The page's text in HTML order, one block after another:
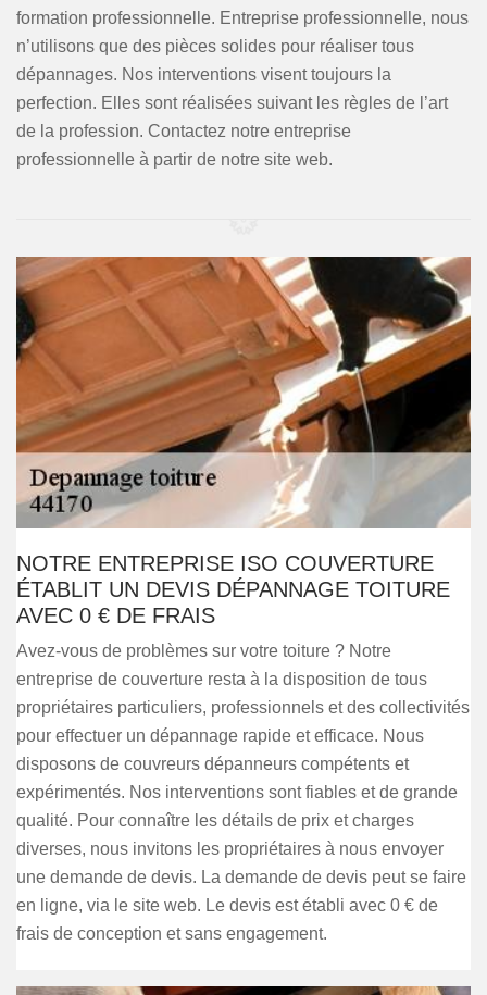
formation professionnelle. Entreprise professionnelle, nous
n’utilisons que des pièces solides pour réaliser tous
dépannages. Nos interventions visent toujours la
perfection. Elles sont réalisées suivant les règles de l’art
de la profession. Contactez notre entreprise
professionnelle à partir de notre site web.
NOTRE ENTREPRISE ISO COUVERTURE
ÉTABLIT UN DEVIS DÉPANNAGE TOITURE
AVEC 0 € DE FRAIS
Avez-vous de problèmes sur votre toiture ? Notre
entreprise de couverture resta à la disposition de tous
propriétaires particuliers, professionnels et des collectivités
pour effectuer un dépannage rapide et efficace. Nous
disposons de couvreurs dépanneurs compétents et
expérimentés. Nos interventions sont fiables et de grande
qualité. Pour connaître les détails de prix et charges
diverses, nous invitons les propriétaires à nous envoyer
une demande de devis. La demande de devis peut se faire
en ligne, via le site web. Le devis est établi avec 0 € de
frais de conception et sans engagement.